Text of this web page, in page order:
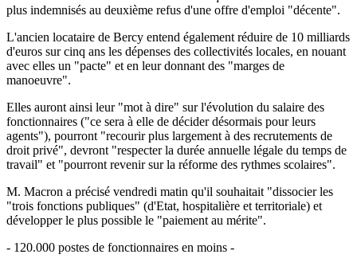
plus indemnisés au deuxième refus d'une offre d'emploi "décente".
L'ancien locataire de Bercy entend également réduire de 10 milliards
d'euros sur cinq ans les dépenses des collectivités locales, en nouant
avec elles un "pacte" et en leur donnant des "marges de
manoeuvre".
Elles auront ainsi leur "mot à dire" sur l'évolution du salaire des
fonctionnaires ("ce sera à elle de décider désormais pour leurs
agents"), pourront "recourir plus largement à des recrutements de
droit privé", devront "respecter la durée annuelle légale du temps de
travail" et "pourront revenir sur la réforme des rythmes scolaires".
M. Macron a précisé vendredi matin qu'il souhaitait "dissocier les
"trois fonctions publiques" (d'Etat, hospitalière et territoriale) et
développer le plus possible le "paiement au mérite".
- 120.000 postes de fonctionnaires en moins -